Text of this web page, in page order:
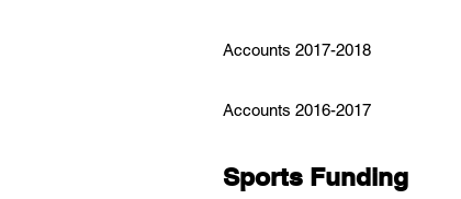
Accounts 2017-2018
Accounts 2016-2017
Sports Funding